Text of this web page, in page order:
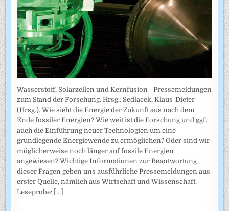
Wasserstoff, Solarzellen und Kernfusion - Pressemeldungen
zum Stand der Forschung. Hrsg.: Sedlacek, Klaus-Dieter
(Hrsg.). Wie sieht die Energie der Zukunft aus nach dem
Ende fossiler Energien? Wie weit ist die Forschung und ggf.
auch die Einführung neuer Technologien um eine
grundlegende Energiewende zu ermöglichen? Oder sind wir
möglicherweise noch länger auf fossile Energien
angewiesen? Wichtige Informationen zur Beantwortung
dieser Fragen geben uns ausführliche Pressemeldungen aus
erster Quelle, nämlich aus Wirtschaft und Wissenschaft.
Leseprobe: [...]